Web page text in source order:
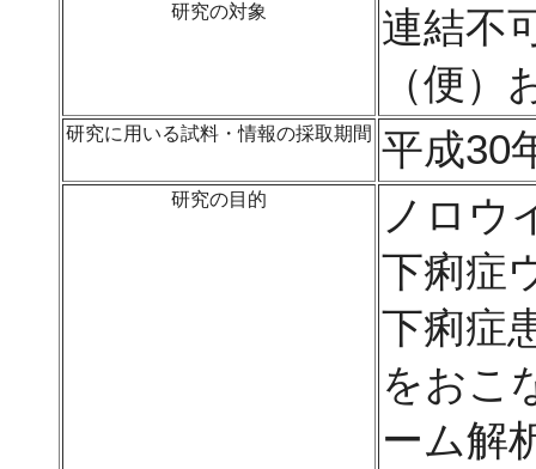
研究の対象
連結不
（便
研究に用いる試料・情報の採取期間 平成30
研究の目的
ノロウ
下痢症
下痢症
をおこ
ーム解